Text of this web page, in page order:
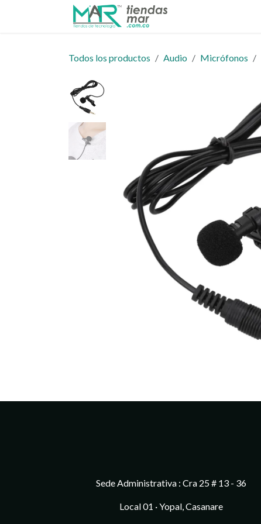
Todos los productos Audio Micrófonos
Sede Administrativa : Cra 25 # 13 - 36
Local 01 · Yopal, Casanare